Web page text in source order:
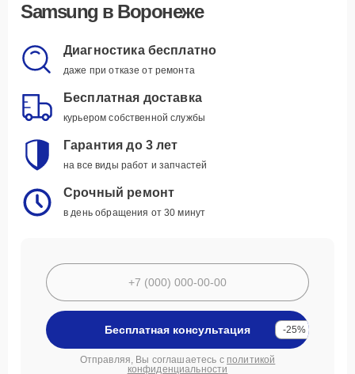
Samsung в Воронеже
Диагностика бесплатно
даже при отказе от ремонта
Бесплатная доставка
курьером собственной службы
Гарантия до 3 лет
на все виды работ и запчастей
Срочный ремонт
в день обращения от 30 минут
Бесплатная консультация -25%
Отправляя, Вы соглашаетесь с политикой
конфиденциальности